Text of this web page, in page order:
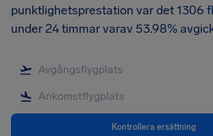
punktlighetsprestation var det 1306
under 24 timmar varav 53.98%
Kontrollera ersättning